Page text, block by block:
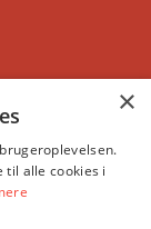
og
2, 5750
© ASSA
×
til alle cookies i